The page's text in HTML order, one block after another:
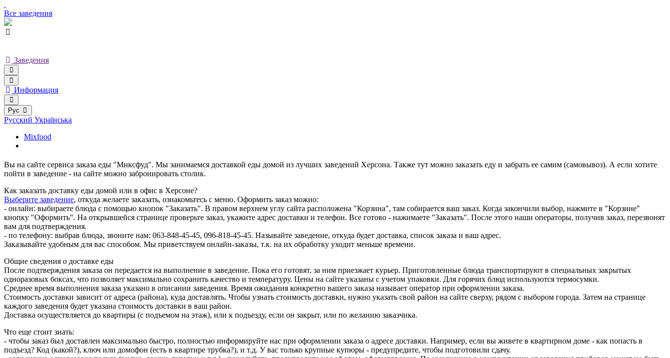
Все заведения
Заведения
Информация
Рус
Русский Українська
Mixfood
Вы на сайте сервиса заказа еды "Миксфуд". Мы занимаемся доставкой еды домой из лучших заведений Херсона. Также тут можно заказать еду и забрать ее самим (самовывоз). А если хотите
пойти в заведение - на сайте можно забронировать столик.
Как заказать доставку еды домой или в офис в Херсоне?
Выберите заведение, откуда желаете заказать, ознакомьтесь с меню. Оформить заказ можно:
- онлайн: выбираете блюда с помощью кнопок "Заказать". В правом верхнем углу сайта расположена "Корзина", там собирается ваш заказ. Когда закончили выбор, нажмите в "Корзине"
кнопку "Оформить". На открывшейся странице проверьте заказ, укажите адрес доставки и телефон. Все готово - нажимаете "Заказать". После этого наши операторы, получив заказ, перезвонят
вам для подтверждения.
- по телефону: выбрав блюда, звоните нам: 063-848-45-45, 096-818-45-45. Называйте заведение, откуда будет доставка, список заказа и ваш адрес.
Заказывайте удобным для вас способом. Мы приветствуем онлайн-заказы, т.к. на их обработку уходит меньше времени.
Общие сведения о доставке еды
После подтверждения заказа он передается на выполнение в заведение. Пока его готовят, за ним приезжает курьер. Приготовленные блюда транспортируют в специальных закрытых
одноразовых боксах, что позволяет максимально сохранить качество и температуру. Цены на сайте указаны с учетом упаковки. Для горячих блюд используются термосумки.
Среднее время выполнения заказа указано в описании заведения. Время ожидания конкретно вашего заказа называет оператор при оформлении заказа.
Стоимость доставки зависит от адреса (района), куда доставлять. Чтобы узнать стоимость доставки, нужно указать свой район на сайте сверху, рядом с выбором города. Затем на странице
каждого заведения будет указана стоимость доставки в ваш район.
Доставка осуществляется до квартиры (с подъемом на этаж), или к подъезду, если он закрыт, или по желанию заказчика.
Что еще стоит знать:
- чтобы заказ был доставлен максимально быстро, полностью информируйте нас при оформлении заказа о адресе доставки. Например, если вы живете в квартирном доме - как попасть в
подъезд? Код (какой?), ключ или домофон (есть в квартире трубка?), и т.д. У вас только крупные купюры - предупредите, чтобы подготовили сдачу.